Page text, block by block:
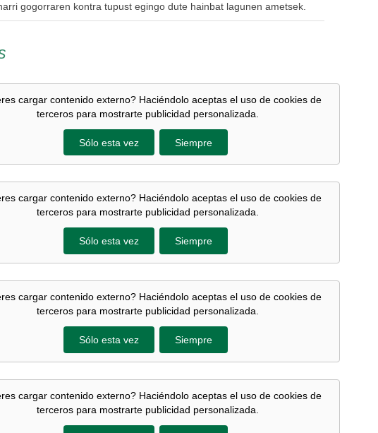
gogorraren kontra tupust egingo dute hainbat lagunen ametsek.
cargar contenido externo? Haciéndolo aceptas el uso de cookies de
terceros para mostrarte publicidad personalizada.
Sólo esta vez Siempre
cargar contenido externo? Haciéndolo aceptas el uso de cookies de
terceros para mostrarte publicidad personalizada.
Sólo esta vez Siempre
cargar contenido externo? Haciéndolo aceptas el uso de cookies de
terceros para mostrarte publicidad personalizada.
Sólo esta vez Siempre
cargar contenido externo? Haciéndolo aceptas el uso de cookies de
terceros para mostrarte publicidad personalizada.